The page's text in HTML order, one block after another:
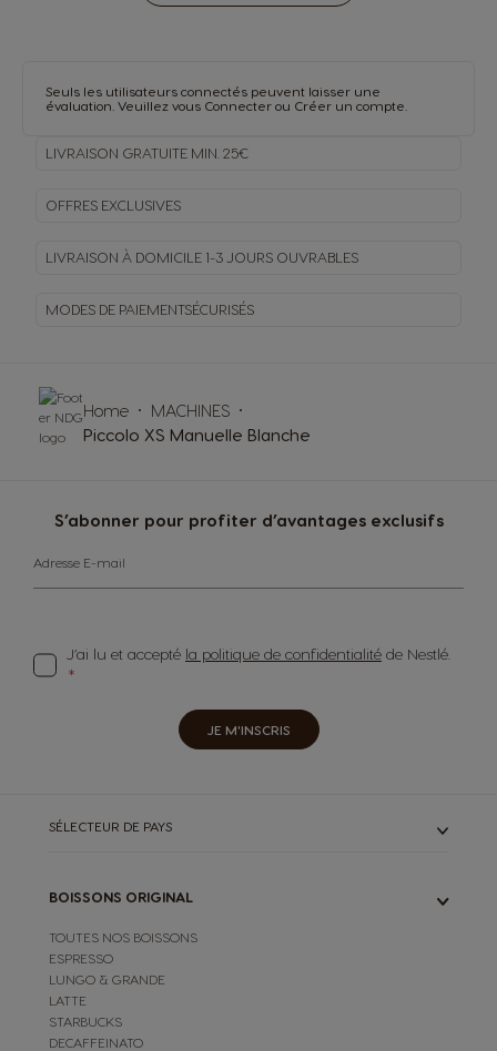
Seuls les utilisateurs connectés peuvent laisser une
évaluation. Veuillez vous Connecter ou Créer un compte
LIVRAISON GRATUITE MIN. 25€
OFFRES EXCLUSIVES
LIVRAISON À DOMICILE 1-3 JOURS OUVRABLES
MODES DE PAIEMENTSÉCURISÉS
S’abonner pour profiter d’avantages exclusifs
Adresse E-mail
J’ai lu et accepté la politique de confidentialité de Nestlé.
JE M'INSCRIS
Home
MACHINES
Piccolo XS Manuelle Blanche
SÉLECTEUR DE PAYS
BOISSONS ORIGINAL
TOUTES NOS BOISSONS
ESPRESSO
LUNGO & GRANDE
LATTE
STARBUCKS
DECAFFEINATO